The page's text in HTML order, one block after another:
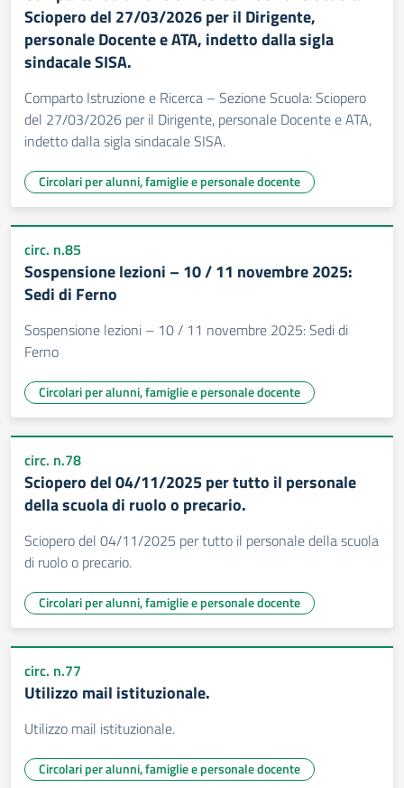
Sciopero del 27/03/2026 per il Dirigente,
personale Docente e ATA, indetto dalla sigla
sindacale SISA.
Comparto Istruzione e Ricerca – Sezione Scuola: Sciopero
del 27/03/2026 per il Dirigente, personale Docente e ATA,
indetto dalla sigla sindacale SISA.
Circolari per alunni, famiglie e personale docente
circ. n.85
Sospensione lezioni – 10 / 11 novembre 2025:
Sedi di Ferno
Sospensione lezioni – 10 / 11 novembre 2025: Sedi di
Ferno
Circolari per alunni, famiglie e personale docente
circ. n.78
Sciopero del 04/11/2025 per tutto il personale
della scuola di ruolo o precario.
Sciopero del 04/11/2025 per tutto il personale della scuola
di ruolo o precario.
Circolari per alunni, famiglie e personale docente
circ. n.77
Utilizzo mail istituzionale.
Utilizzo mail istituzionale.
Circolari per alunni, famiglie e personale docente